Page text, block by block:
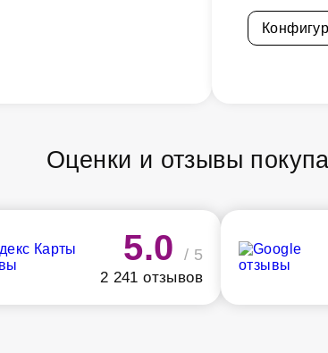
Оценки и отзывы
5.0 / 5
2 241 отзывов